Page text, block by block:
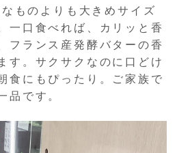
ものよりも大きめサイズ
一口食べれば、カリッと香
フランス産発酵バターの香
す。サクサクなのに口どけ
食にもぴったり。ご家族で
品です。